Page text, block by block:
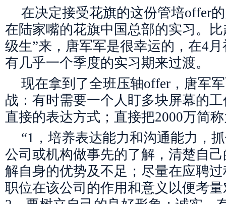
在决定接受花旗的这份管培offer
在陆家嘴的花旗中国总部的实习。
级生”来，唐军军是很幸运的，在4
有几乎一个季度的实习期来过渡。
现在拿到了全班压轴offer，唐军
战：有时需要一个人盯多块屏幕的
直接的表达方式；直接把2000万简
“1，培养表达能力和沟通能力，
公司或机构做事先的了解，清楚自
解自身的优势及不足；尽量在应聘
职位在该公司的作用和意义以便考